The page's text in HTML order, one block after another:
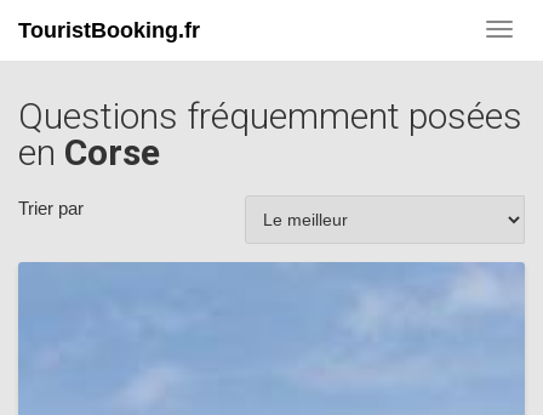
TouristBooking.fr
Questions fréquemment posées
en Corse
Trier par